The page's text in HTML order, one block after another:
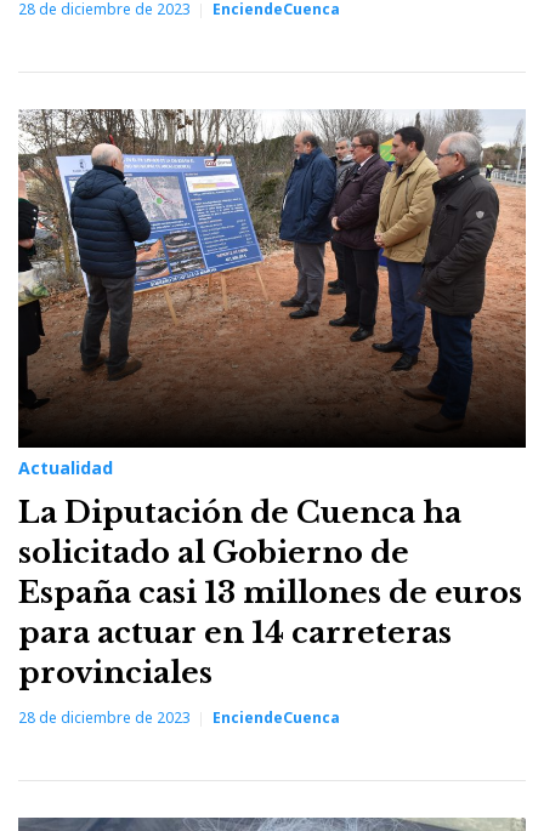
28 de diciembre de 2023 EnciendeCuenca
Actualidad
La Diputación de Cuenca ha
solicitado al Gobierno de
España casi 13 millones de euros
para actuar en 14 carreteras
provinciales
28 de diciembre de 2023 EnciendeCuenca